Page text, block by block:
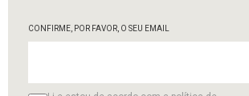
CONFIRME, POR FAVOR, O SEU EMAIL